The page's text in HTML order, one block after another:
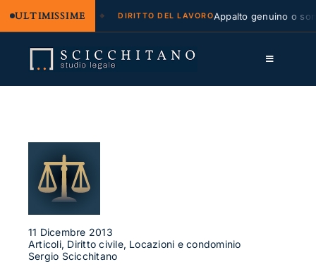
ULTIMISSIME
e regresso DIRITTO DEL LAVOROAppalto genuino o
contenuto
Toggle
Approfondimenti
Contatti
11 Dicembre 2013
Articoli, Diritto civile, Locazioni e condominio
Sergio Scicchitano